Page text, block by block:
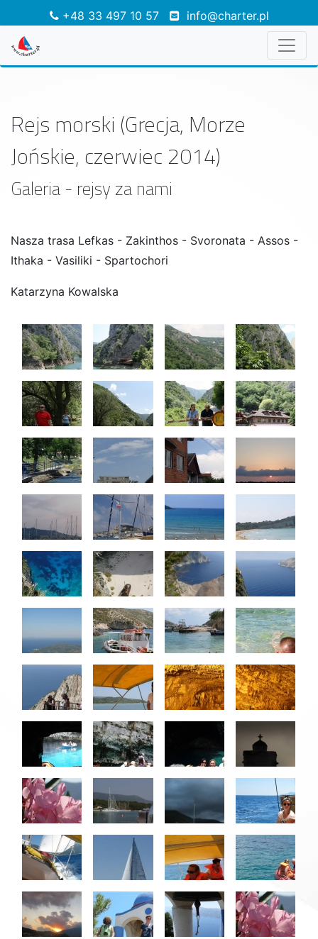
+48 33 497 10 57 info@charter.pl
Rejs morski (Grecja, Morze
Jońskie, czerwiec 2014)
Galeria - rejsy za nami
Nasza trasa Lefkas - Zakinthos - Svoronata - Assos -
Ithaka - Vasiliki - Spartochori
Katarzyna Kowalska